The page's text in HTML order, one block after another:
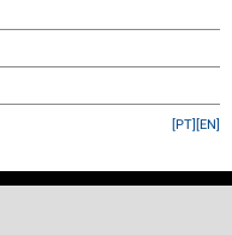
[EN]
[PT]